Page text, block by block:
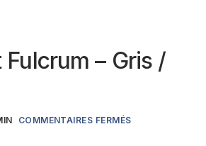
Fulcrum – Gris /
COMMENTAIRES FERMÉS